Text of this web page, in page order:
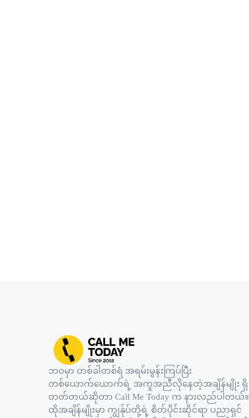
ဘဝမှာ တစ်ခါတစ်ရံ အရမ်းမွန်းကြပ်ပြီး
တစ်ယောက်ယောက်ရဲ့ အကူအညီလိုနေတဲ့အချိန်မျိုး ရှိ
တတ်တယ်ဆိုတာ Call Me Today က နားလည်ပါတယ်။
ထိုအချိန်မျိုးမှာ ကျွန်ုပ်တို့ရဲ့ စိတ်ပိုင်းဆိုင်ရာ ပညာရှင်